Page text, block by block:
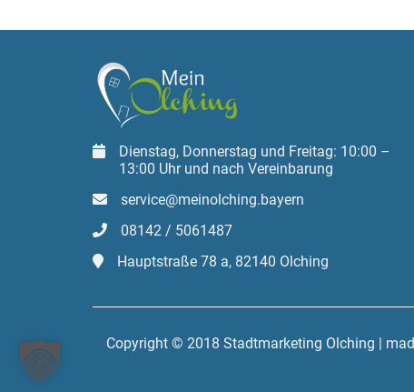
Dienstag, Donnerstag und Freitag: 10:00 –
13:00 Uhr und nach Vereinbarung
service@meinolching.bayern
08142 / 5061487
Hauptstraße 78 a, 82140 Olching
Copyright © 2018 Stadtmarketing Olching |